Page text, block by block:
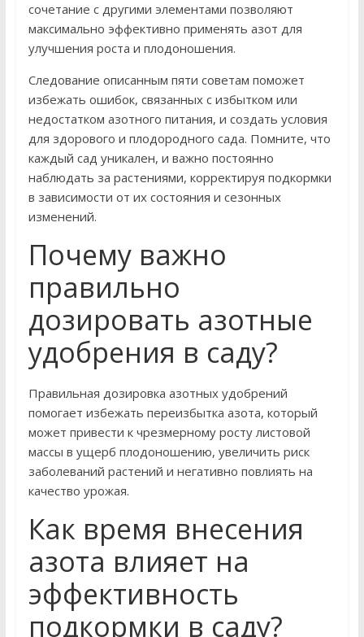
сочетание с другими элементами позволяют
максимально эффективно применять азот для
улучшения роста и плодоношения.
Следование описанным пяти советам поможет
избежать ошибок, связанных с избытком или
недостатком азотного питания, и создать условия
для здорового и плодородного сада. Помните, что
каждый сад уникален, и важно постоянно
наблюдать за растениями, корректируя подкормки
в зависимости от их состояния и сезонных
изменений.
Почему важно
правильно
дозировать азотные
удобрения в саду?
Правильная дозировка азотных удобрений
помогает избежать переизбытка азота, который
может привести к чрезмерному росту листовой
массы в ущерб плодоношению, увеличить риск
заболеваний растений и негативно повлиять на
качество урожая.
Как время внесения
азота влияет на
эффективность
подкормки в саду?